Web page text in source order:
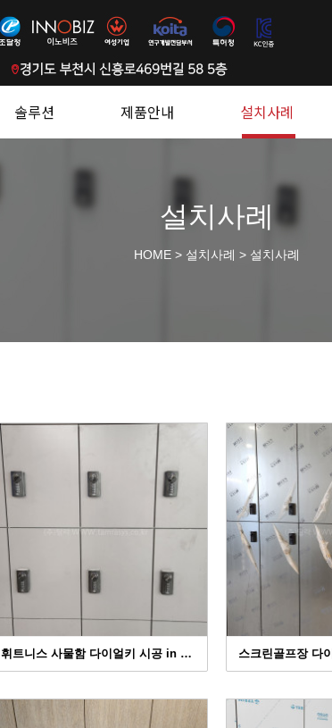
솔루션 제품안내 설치사례
설치사례
HOME > 설치사례 > 설치사례
휘트니스 사물함 다이얼키 시공 in … 스크린골프장 다